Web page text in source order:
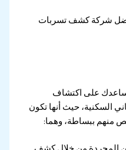
شركة كشف تسربات
على اكتشاف
السكنية، حيث أنها تكون
منهم ببساطة، وهما: